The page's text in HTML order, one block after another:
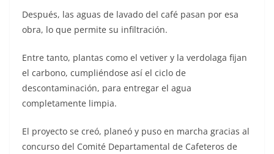
Después, las aguas de lavado del café pasan por esa
obra, lo que permite su infiltración.
Entre tanto, plantas como el vetiver y la verdolaga fijan
el carbono, cumpliéndose así el ciclo de
descontaminación, para entregar el agua
completamente limpia.
El proyecto se creó, planeó y puso en marcha gracias al
concurso del Comité Departamental de Cafeteros de